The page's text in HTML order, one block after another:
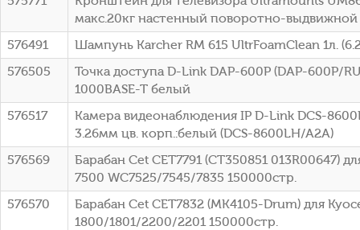
макс.20кг настенный поворотно-
576491
Шампунь Karcher RM 615 UltrFoamClean 1л.
576505
Точка доступа D-Link DAP-600P (DAP-600P/
1000BASE-T белый
576517
Камера видеонаблюдения IP D-Link DCS-
3.26мм цв. корп.:белый (DCS-8600LH/A2A)
576569
Барабан Cet CET7791 (CT350851 013R00647)
7500 WC7525/7545/7835 150000стр.
576570
Барабан Cet CET7832 (MK4105-Drum) для
1800/1801/2200/2201 150000стр.